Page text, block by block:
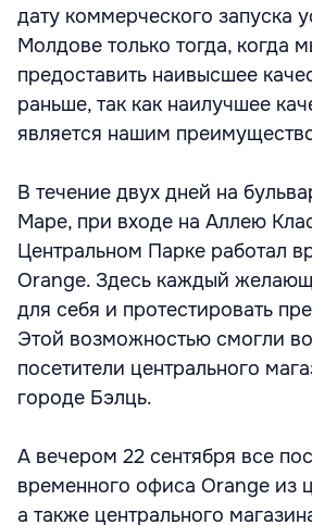
дату коммерческого запуска
Молдове только тогда, когда
предоставить наивысшее
раньше, так как наилучшее
является нашим
В течение двух дней на
Маре, при входе на Аллею
Центральном Парке работал
Orange. Здесь каждый
для себя и протестировать
Этой возможностью смогли
посетители центрального
городе Бэлць.
А вечером 22 сентября все
временного офиса Orange из
а также центрального